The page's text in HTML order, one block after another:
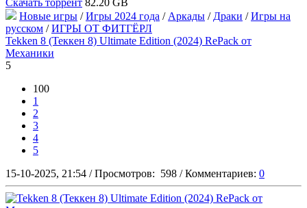
Скачать торрент 82.20 GB
Новые игры /Игры 2024 года / Аркады / Драки /Игры на
русском /ИГРЫ ОТ ФИТГЁРЛ
Tekken 8 (Теккен 8) Ultimate Edition (2024) RePack от
Механики
5
100
1
2
3
4
5
15-10-2025, 21:54 / Просмотров: 598 / Комментариев: 0